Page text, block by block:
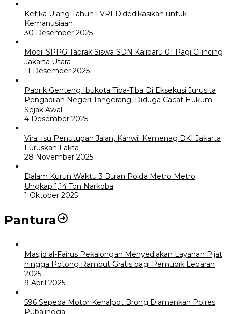
Ketika Ulang Tahun LVRI Didedikasikan untuk
Kemanusiaan
30 Desember 2025
Mobil SPPG Tabrak Siswa SDN Kalibaru 01 Pagi Cilincing
Jakarta Utara
11 Desember 2025
Pabrik Genteng Ibukota Tiba-Tiba Di Eksekusi Jurusita
Pengadilan Negeri Tangerang, Diduga Cacat Hukum
Sejak Awal
4 Desember 2025
Viral Isu Penutupan Jalan, Kanwil Kemenag DKI Jakarta
Luruskan Fakta
28 November 2025
Dalam Kurun Waktu 3 Bulan Polda Metro Metro
Ungkap 1,14 Ton Narkoba
1 Oktober 2025
Pantura
Masjid al-Fairus Pekalongan Menyediakan Layanan Pijat
hingga Potong Rambut Gratis bagi Pemudik Lebaran
2025
9 April 2025
596 Sepeda Motor Kenalpot Brong Diamankan Polres
Pubalingga